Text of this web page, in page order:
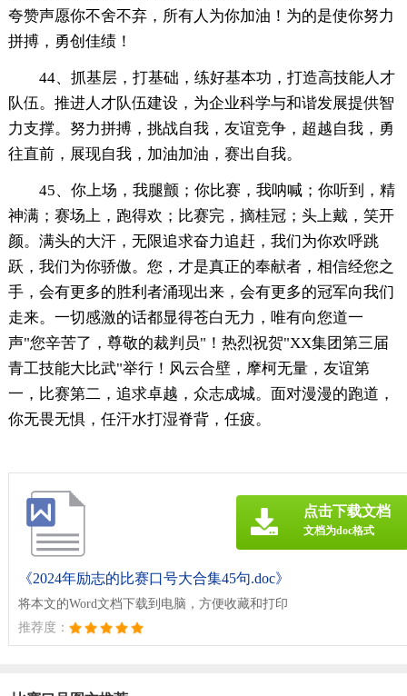
夸赞声愿你不舍不弃，所有人为你加油！为的是使你努力
拼搏，勇创佳绩！
44、抓基层，打基础，练好基本功，打造高技能人才
队伍。推进人才队伍建设，为企业科学与和谐发展提供智
力支撑。努力拼搏，挑战自我，友谊竞争，超越自我，勇
往直前，展现自我，加油加油，赛出自我。
45、你上场，我腿颤；你比赛，我呐喊；你听到，精
神满；赛场上，跑得欢；比赛完，摘桂冠；头上戴，笑开
颜。满头的大汗，无限追求奋力追赶，我们为你欢呼跳
跃，我们为你骄傲。您，才是真正的奉献者，相信经您之
手，会有更多的胜利者涌现出来，会有更多的冠军向我们
走来。一切感激的话都显得苍白无力，唯有向您道一
声"您辛苦了，尊敬的裁判员"！热烈祝贺"XX集团第三届
青工技能大比武"举行！风云合壁，摩柯无量，友谊第
一，比赛第二，追求卓越，众志成城。面对漫漫的跑道，
你无畏无惧，任汗水打湿脊背，任疲。
《2024年励志的比赛口号大合集45句.doc》
将本文的Word文档下载到电脑，方便收藏和打印
推荐度：
点击下载文档
文档为doc格式